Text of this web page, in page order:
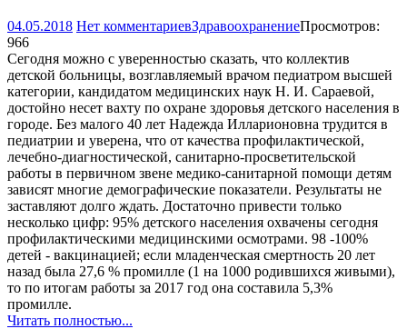
04.05.2018 Нет комментариевЗдравоохранениеПросмотров:
966
Сегодня можно с уверенностью сказать, что коллектив
детской больницы, возглавляемый врачом педиатром высшей
категории, кандидатом медицинских наук Н. И. Сараевой,
достойно несет вахту по охране здоровья детского населения в
городе. Без малого 40 лет Надежда Илларионовна трудится в
педиатрии и уверена, что от качества профилактической,
лечебно-диагностической, санитарно-просветительской
работы в первичном звене медико-санитарной помощи детям
зависят многие демографические показатели. Результаты не
заставляют долго ждать. Достаточно привести только
несколько цифр: 95% детского населения охвачены сегодня
профилактическими медицинскими осмотрами. 98 -100%
детей - вакцинацией; если младенческая смертность 20 лет
назад была 27,6 % промилле (1 на 1000 родившихся живыми),
то по итогам работы за 2017 год она составила 5,3%
промилле.
Читать полностью...